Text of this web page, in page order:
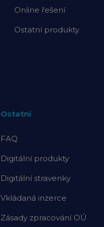
Online řešení
Ostatní produkty
Ostatní
FAQ
Digitální produkty
Digitální stravenky
Vkládaná inzerce
Zásady zpracování OÚ